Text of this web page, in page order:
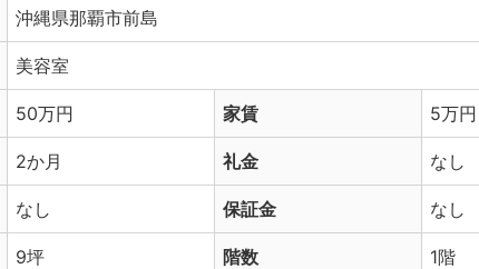
沖縄県那覇市前島
美容室
50万円 家賃 5万円
2か月 礼金 なし
なし 保証金 なし
9坪 階数 1階